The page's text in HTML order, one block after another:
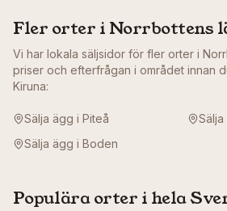
Fler orter i Norrbottens
Vi har lokala säljsidor för fler orter i
priser och efterfrågan i området innan
Kiruna:
Sälja ägg i Piteå
Sälja ägg i Boden
Populära orter i hela